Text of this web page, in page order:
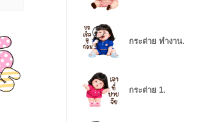
กระต่าย ทำงาน.
กระต่าย 1.